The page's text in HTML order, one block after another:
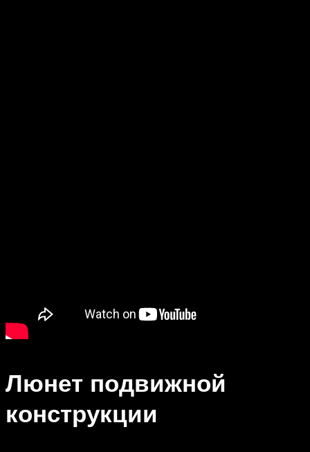
Люнет подвижной
конструкции